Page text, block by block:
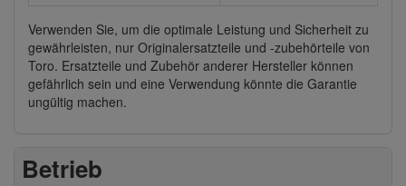
Verwenden Sie, um die optimale Leistung und Sicherheit zu
gewährleisten, nur Originalersatzteile und -zubehörteile von
Toro. Ersatzteile und Zubehör anderer Hersteller können
gefährlich sein und eine Verwendung könnte die Garantie
ungültig machen.
Betrieb